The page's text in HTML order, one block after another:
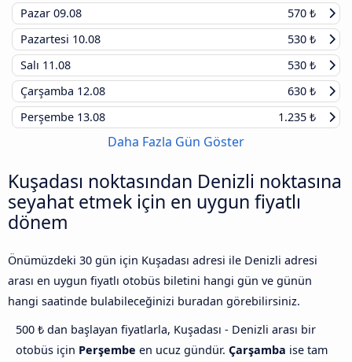
Pazar 09.08
570 ₺
Pazartesi 10.08
530 ₺
Salı 11.08
530 ₺
Çarşamba 12.08
630 ₺
Perşembe 13.08 1.235 ₺
Daha Fazla Gün Göster
Kuşadası noktasından Denizli noktasına
seyahat etmek için en uygun fiyatlı
dönem
Önümüzdeki 30 gün için Kuşadası adresi ile Denizli adresi
arası en uygun fiyatlı otobüs biletini hangi gün ve günün
hangi saatinde bulabileceğinizi buradan görebilirsiniz.
500 ₺ dan başlayan fiyatlarla, Kuşadası - Denizli arası bir
otobüs için Perşembe en ucuz gündür. Çarşamba ise tam